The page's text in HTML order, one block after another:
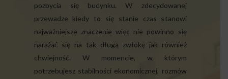
pozbycia się budynku. W zdecydowanej
przewadze kiedy to się stanie czas stanowi
najważniejsze znaczenie więc nie powinno się
narażać się na tak długą zwłokę jak również
chwiejność. W momencie, w którym
potrzebujesz stabilności ekonomicznej, rozmów